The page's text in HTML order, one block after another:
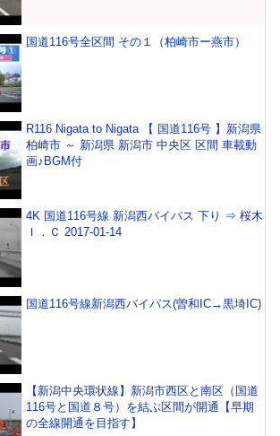
国道116号全区間 その１（柏崎市ー燕市）
R116 Nigata to Nigata 【 国道116号 】新潟県
柏崎市 ～ 新潟県 新潟市 中央区 区間 車載動
画♪BGM付
4K 国道116号線 新潟西バイパス 下り ⇒ 桜木
Ｉ．Ｃ 2017-01-14
国道116号線新潟西バイパス(曽和IC→黒埼IC)
【新潟中央環状線】新潟市西区と南区（国道
116号と国道８号）を結ぶ区間が開通【早期
の全線開通を目指す】